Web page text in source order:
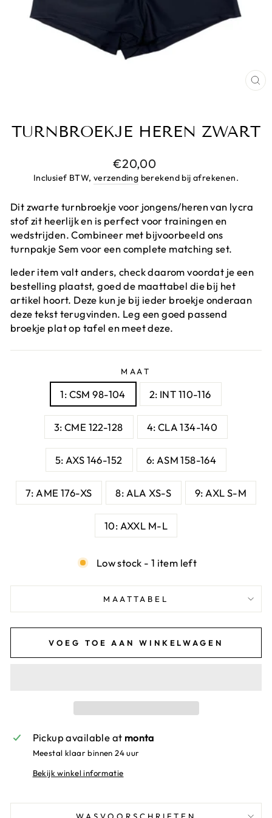
TURNBROEKJE HEREN ZWART
Prijs
€20,00
Inclusief BTW,verzending berekend bij afrekenen.
Dit zwarte turnbroekje voor jongens/heren van lycra
stof zit heerlijk en is perfect voor trainingen en
wedstrijden. Combineer met bijvoorbeeld ons
turnpakje Sem voor een complete matching set.
Ieder item valt anders, check daarom voordat je een
bestelling plaatst, goed de maattabel die bij het
artikel hoort. Deze kun je bij ieder broekje onderaan
deze tekst terugvinden. Leg een goed passend
broekje plat op tafel en meet deze.
MAAT
1: CSM 98-104 2: INT 110-116
3: CME 122-128 4: CLA 134-140
5: AXS 146-152 6: ASM 158-164
7: AME 176-XS 8: ALA XS-S 9: AXL S-M
10: AXXL M-L
Low stock - 1 item left
MAATTABEL
VOEG TOE AAN WINKELWAGEN
Pickup available at monta
Meestal klaar binnen 24 uur
Bekijk winkel informatie
WASVOORSCHRIFTEN